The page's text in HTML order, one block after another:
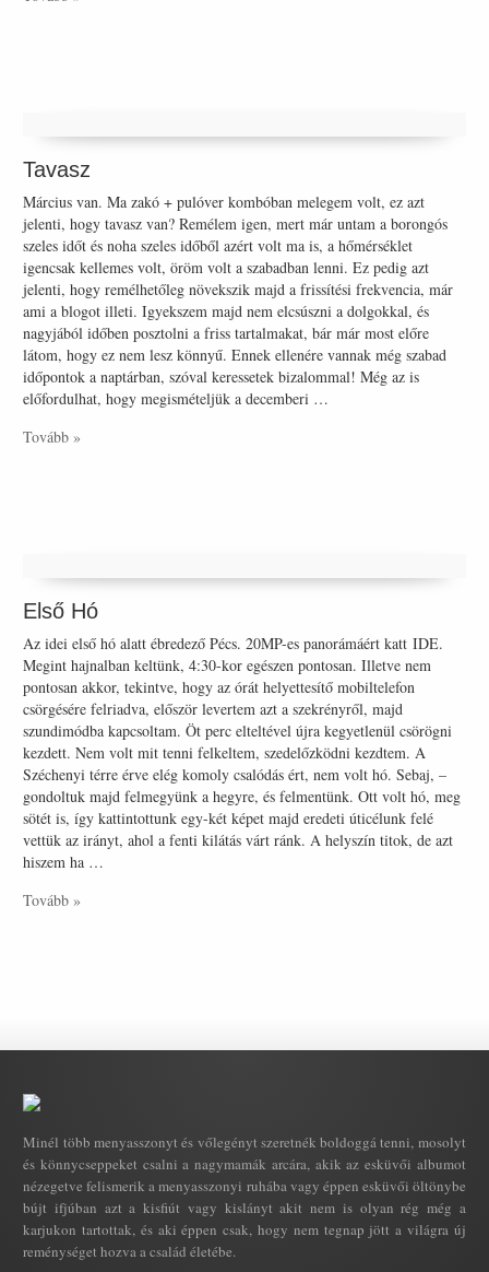
Tavasz
Március van. Ma zakó + pulóver kombóban melegem volt, ez azt
jelenti, hogy tavasz van? Remélem igen, mert már untam a borongós
szeles időt és noha szeles időből azért volt ma is, a hőmérséklet
igencsak kellemes volt, öröm volt a szabadban lenni. Ez pedig azt
jelenti, hogy remélhetőleg növekszik majd a frissítési frekvencia, már
ami a blogot illeti. Igyekszem majd nem elcsúszni a dolgokkal, és
nagyjából időben posztolni a friss tartalmakat, bár már most előre
látom, hogy ez nem lesz könnyű. Ennek ellenére vannak még szabad
időpontok a naptárban, szóval keressetek bizalommal! Még az is
előfordulhat, hogy megismételjük a decemberi …
Tovább »
Első Hó
Az idei első hó alatt ébredező Pécs. 20MP-es panorámáért katt IDE.
Megint hajnalban keltünk, 4:30-kor egészen pontosan. Illetve nem
pontosan akkor, tekintve, hogy az órát helyettesítő mobiltelefon
csörgésére felriadva, először levertem azt a szekrényről, majd
szundimódba kapcsoltam. Öt perc elteltével újra kegyetlenül csörögni
kezdett. Nem volt mit tenni felkeltem, szedelőzködni kezdtem. A
Széchenyi térre érve elég komoly csalódás ért, nem volt hó. Sebaj, –
gondoltuk majd felmegyünk a hegyre, és felmentünk. Ott volt hó, meg
sötét is, így kattintottunk egy-két képet majd eredeti úticélunk felé
vettük az irányt, ahol a fenti kilátás várt ránk. A helyszín titok, de azt
hiszem ha …
Tovább »
Minél több menyasszonyt és vőlegényt szeretnék boldoggá tenni, mosolyt
és könnycseppeket csalni a nagymamák arcára, akik az esküvői albumot
nézegetve felismerik a menyasszonyi ruhába vagy éppen esküvői öltönybe
bújt ifjúban azt a kisfiút vagy kislányt akit nem is olyan rég még a
karjukon tartottak, és aki éppen csak, hogy nem tegnap jött a világra új
reménységet hozva a család életébe.